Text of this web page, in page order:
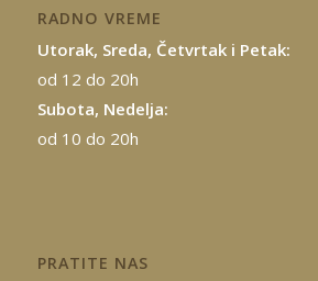
RADNO VREME
Utorak, Sreda, Četvrtak i Petak:
od 12 do 20h
Subota, Nedelja:
od 10 do 20h
PRATITE NAS